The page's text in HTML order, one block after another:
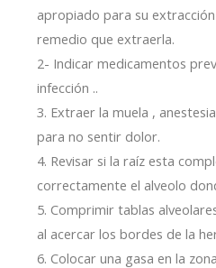
apropiado para su
remedio que extraerla.
2- Indicar medicamentos
infección ..
3. Extraer la muela ,
para no sentir dolor.
4. Revisar si la raíz esta
correctamente el alveolo
5. Comprimir tablas
al acercar los bordes de la
6. Colocar una gasa en la